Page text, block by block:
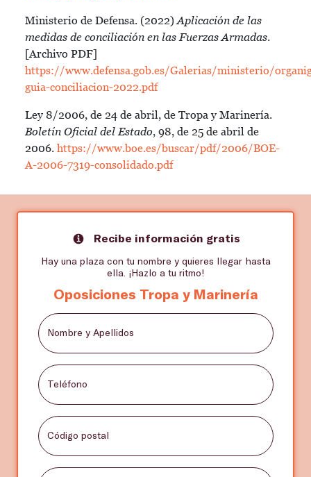
Ministerio de Defensa. (2022)Aplicación de las
medidas de conciliación en las Fuerzas Armadas.
[Archivo PDF]
https://www.defensa.gob.es/Galerias/ministerio/
guia-conciliacion-2022.pdf
Ley 8/2006, de 24 de abril, de Tropa y Marinería.
Boletín Oficial del Estado, 98, de 25 de abril de
2006. https://www.boe.es/buscar/pdf/2006/BOE-
A-2006-7319-consolidado.pdf
Recibe información gratis
Hay una plaza con tu nombre y quieres llegar hasta
ella. ¡Hazlo a tu ritmo!
Oposiciones Tropa y Marinería
Nombre y Apellidos
Teléfono
Código postal